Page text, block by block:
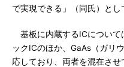
で実現できる」（同氏）とし
基板に内蔵するICについて
ックICのほか、GaAs（ガリ
応しており、両者を混在さ